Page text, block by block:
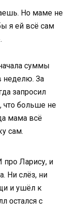
Но маме не
я ей всё сам
суммы
неделю. За
запросил
что больше не
мама всё
сам.
Ларису, и
Ни слёз, ни
и ушёл к
остался с